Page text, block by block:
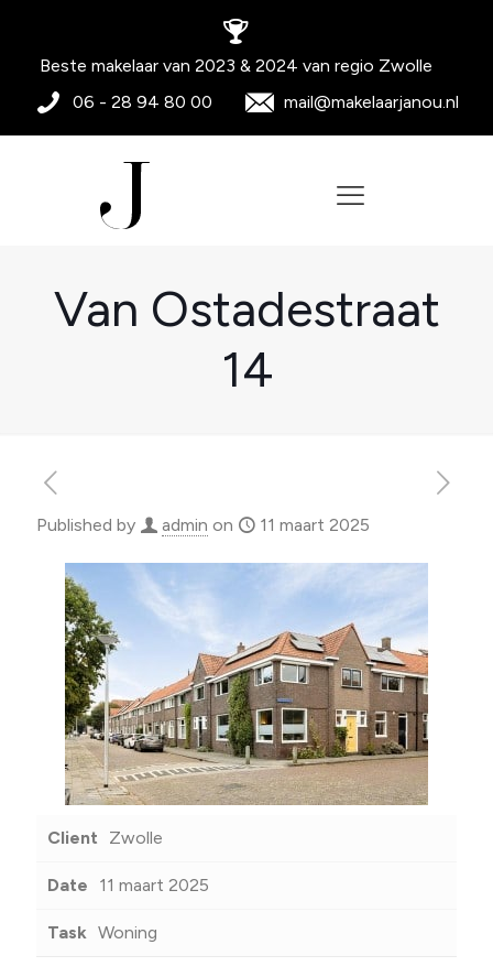
Beste makelaar van 2023 & 2024 van regio Zwolle
06 - 28 94 80 00
mail@makelaarjanou.nl
Van Ostadestraat
14
Published by admin on 11 maart 2025
Client Zwolle
Date 11 maart 2025
Task Woning